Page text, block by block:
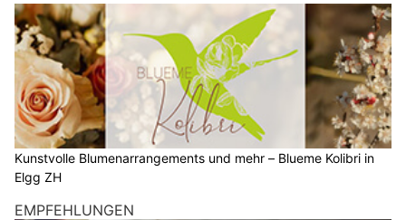
Kunstvolle Blumenarrangements und mehr – Blueme Kolibri in
Elgg ZH
EMPFEHLUNGEN